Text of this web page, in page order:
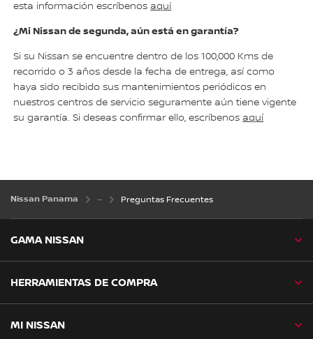
esta información escríbenos aquí
¿Mi Nissan de segunda, aún está en garantía?
Si su Nissan se encuentre dentro de los 100,000 Kms de
recorrido o 3 años desde la fecha de entrega, así como
haya sido recibido sus mantenimientos periódicos en
nuestros centros de servicio seguramente aún tiene vigente
su garantía. Si deseas confirmar ello, escríbenos aquí
Nissan Panama Preguntas Frecuentes
GAMA NISSAN
HERRAMIENTAS DE COMPRA
MI NISSAN